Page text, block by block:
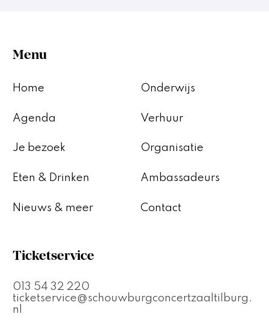
Menu
Home
Agenda
Je bezoek
Eten & Drinken
Nieuws & meer
Onderwijs
Verhuur
Organisatie
Ambassadeurs
Contact
Ticketservice
013 54 32 220
ticketservice@schouwburgconcertzaaltilburg.
nl